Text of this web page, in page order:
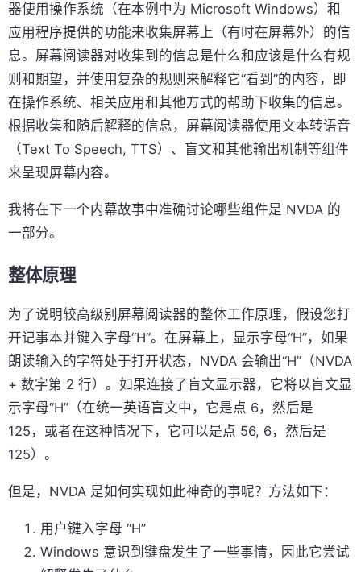
器使用操作系统（在本例中为 Microsoft Windows）和
应用程序提供的功能来收集屏幕上（有时在屏幕外）的信
息。屏幕阅读器对收集到的信息是什么和应该是什么有规
则和期望，并使用复杂的规则来解释它“看到”的内容，即
在操作系统、相关应用和其他方式的帮助下收集的信息。
根据收集和随后解释的信息，屏幕阅读器使用文本转语音
（Text To Speech, TTS）、盲文和其他输出机制等组件
来呈现屏幕内容。
我将在下一个内幕故事中准确讨论哪些组件是 NVDA 的
一部分。
整体原理
为了说明较高级别屏幕阅读器的整体工作原理，假设您打
开记事本并键入字母“H”。在屏幕上，显示字母“H”，如果
朗读输入的字符处于打开状态，NVDA 会输出“H”（NVDA
+ 数字第 2 行）。如果连接了盲文显示器，它将以盲文显
示字母“H”（在统一英语盲文中，它是点 6，然后是
125，或者在这种情况下，它可以是点 56, 6，然后是
125）。
但是，NVDA 是如何实现如此神奇的事呢？方法如下：
用户键入字母 “H”
Windows 意识到键盘发生了一些事情，因此它尝试